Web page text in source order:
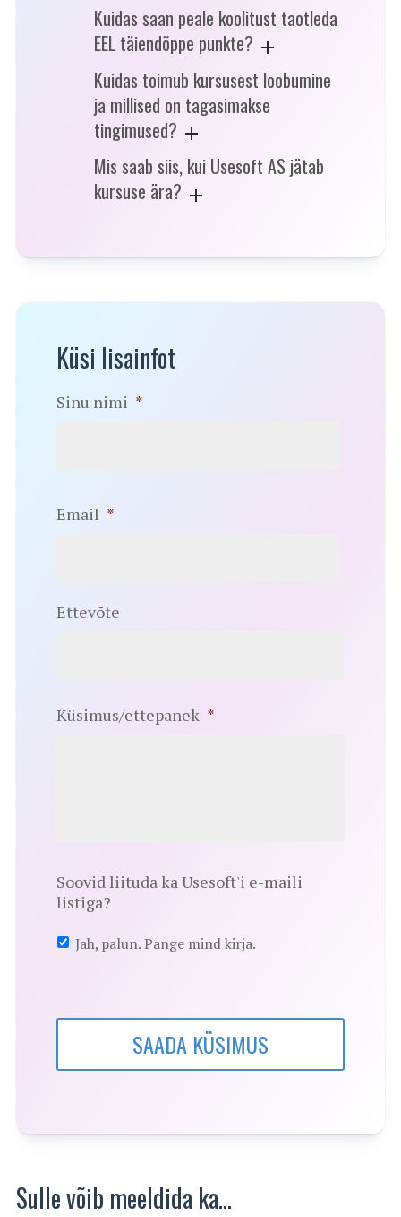
Kuidas saan peale koolitust taotleda
EEL täiendõppe punkte?
Kuidas toimub kursusest loobumine
ja millised on tagasimakse
tingimused?
Mis saab siis, kui Usesoft AS jätab
kursuse ära?
Küsi lisainfot
Sinu nimi *
Email *
Ettevõte
Küsimus/ettepanek *
Soovid liituda ka Usesoft'i e-maili
listiga?
Jah, palun. Pange mind kirja.
SAADA KÜSIMUS
Sulle võib meeldida ka…